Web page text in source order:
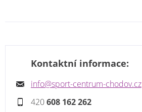
Kontaktní informace:
info@sport-centrum-chodov.cz
420608 162 262